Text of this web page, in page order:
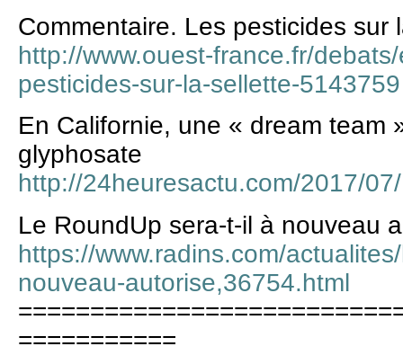
Commentaire. Les pesticides sur
http://www.ouest-france.fr/
pesticides-sur-la-sellette-5143759
En Californie, une « dream team
glyphosate
http://24heuresactu.com/2017/
Le RoundUp sera-t-il à nouveau
https://www.radins.com/
nouveau-autorise,36754.html
===========